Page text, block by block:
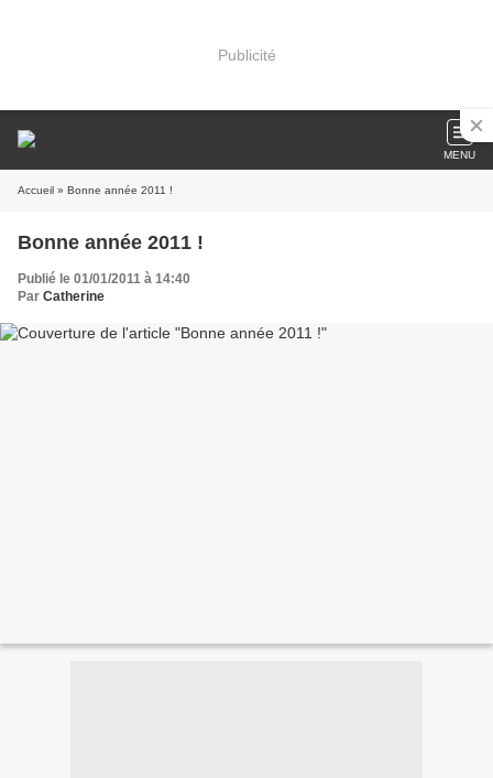
Publicité
MENU
Accueil » Bonne année 2011 !
Bonne année 2011 !
Publié le 01/01/2011 à 14:40
Par Catherine